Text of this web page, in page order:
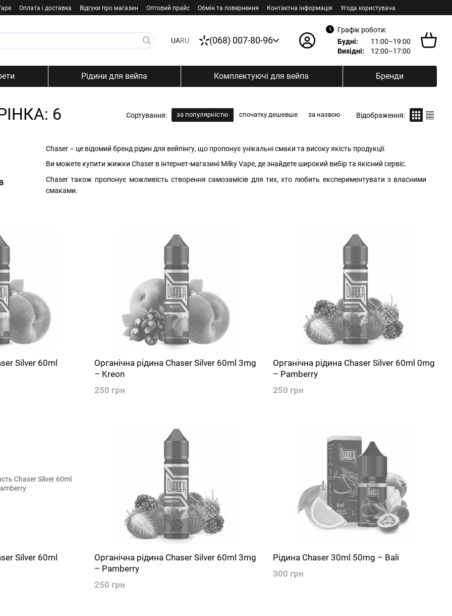
Оплата і доставка Відгуки про магазин Оптовий прайс Обмін та повернення Контактна інформація Угода користувача
UARU (068) 007-80-96
Графік роботи:
Будні:
11:00–19:00
Вихідні:
12:00–17:00
Рідини для вейпа Комплектуючі для вейпа Бренди
6 Сортування: за популярністю спочатку дешевше за назвою Відображення:
Chaser – це відомий бренд рідин для вейпінгу, що пропонує унікальні смаки та високу якість продукції.
Ви можете купити жижки Chaser в інтернет-магазині Milky Vape, де знайдете широкий вибір та якісний сервіс.
Chaser також пропонує можливість створення самозамісів для тих, хто любить експериментувати з власними
смаками.
Silver 60ml
Органічна рідина Chaser Silver 60ml 3mg
– Kreon
250 грн
Органічна рідина Chaser Silver 60ml 0mg
– Pamberry
250 грн
Silver 60ml
Органічна рідина Chaser Silver 60ml 3mg
– Pamberry
250 грн
Рідина Chaser 30ml 50mg – Bali
300 грн